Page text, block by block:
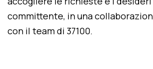
committente, in una
con il team di 37100.